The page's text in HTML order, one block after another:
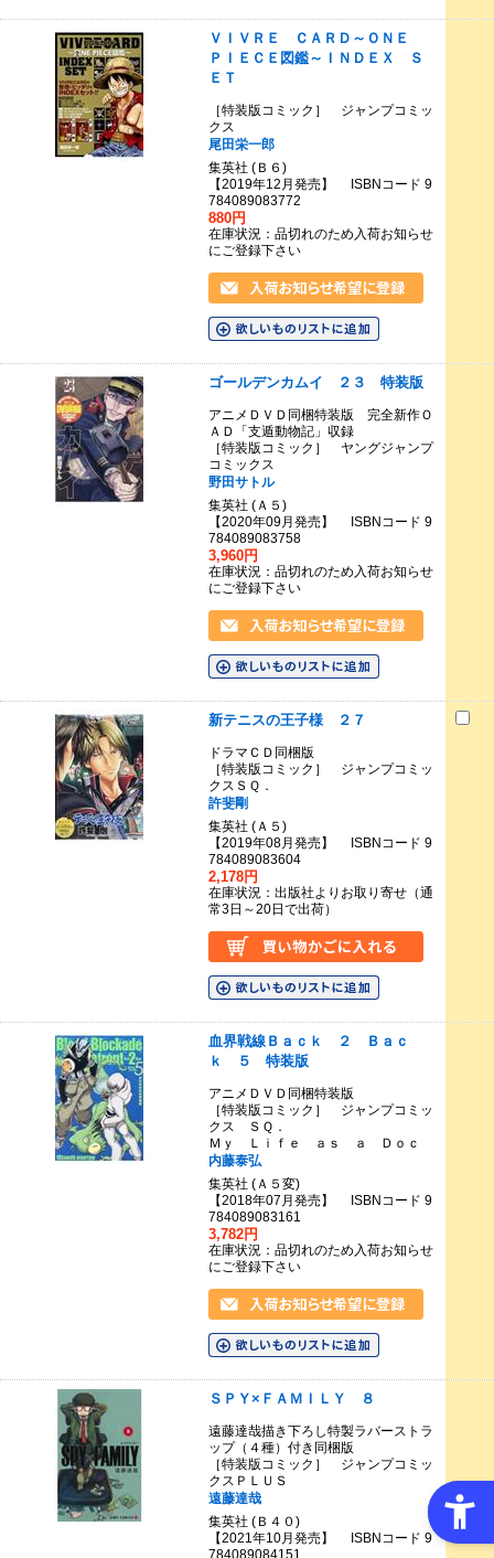
ＶＩＶＲＥ ＣＡＲＤ～ＯＮＥ
ＰＩＥＣＥ図鑑～ＩＮＤＥＸ Ｓ
ＥＴ
［特装版コミック］ ジャンプコミッ
クス
尾田栄一郎
集英社 (Ｂ６)
【2019年12月発売】 ISBNコード 9
784089083772
880円
在庫状況：品切れのため入荷お知らせ
にご登録下さい
ゴールデンカムイ ２３ 特装版
アニメＤＶＤ同梱特装版 完全新作Ｏ
ＡＤ「支遁動物記」収録
［特装版コミック］ ヤングジャンプ
コミックス
野田サトル
集英社 (Ａ５)
【2020年09月発売】 ISBNコード 9
784089083758
3,960円
在庫状況：品切れのため入荷お知らせ
にご登録下さい
新テニスの王子様 ２７
ドラマＣＤ同梱版
［特装版コミック］ ジャンプコミッ
クスＳＱ．
許斐剛
集英社 (Ａ５)
【2019年08月発売】 ISBNコード 9
784089083604
2,178円
在庫状況：出版社よりお取り寄せ（通
常3日～20日で出荷）
血界戦線Ｂａｃｋ ２ Ｂａｃ
ｋ ５ 特装版
アニメＤＶＤ同梱特装版
［特装版コミック］ ジャンプコミッ
クス ＳＱ．
Ｍｙ Ｌｉｆｅ ａｓ ａ Ｄｏｃ
内藤泰弘
集英社 (Ａ５変)
【2018年07月発売】 ISBNコード 9
784089083161
3,782円
在庫状況：品切れのため入荷お知らせ
にご登録下さい
ＳＰＹ×ＦＡＭＩＬＹ ８
遠藤達哉描き下ろし特製ラバーストラ
ップ（４種）付き同梱版
［特装版コミック］ ジャンプコミッ
クスＰＬＵＳ
遠藤達哉
集英社 (Ｂ４０)
【2021年10月発売】 ISBNコード 9
784089084151